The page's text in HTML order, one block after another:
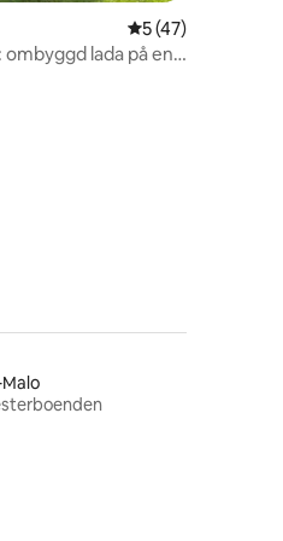
5 av 5 i
5 (47)
lada på en